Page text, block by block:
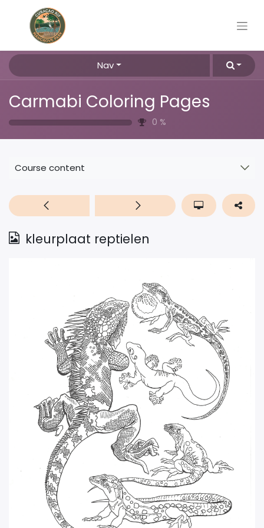
Nav
Carmabi Coloring Pages
0 %
Course content
kleurplaat reptielen